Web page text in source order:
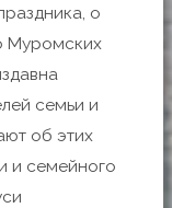
о
Муромских
семьи и
об этих
и семейного